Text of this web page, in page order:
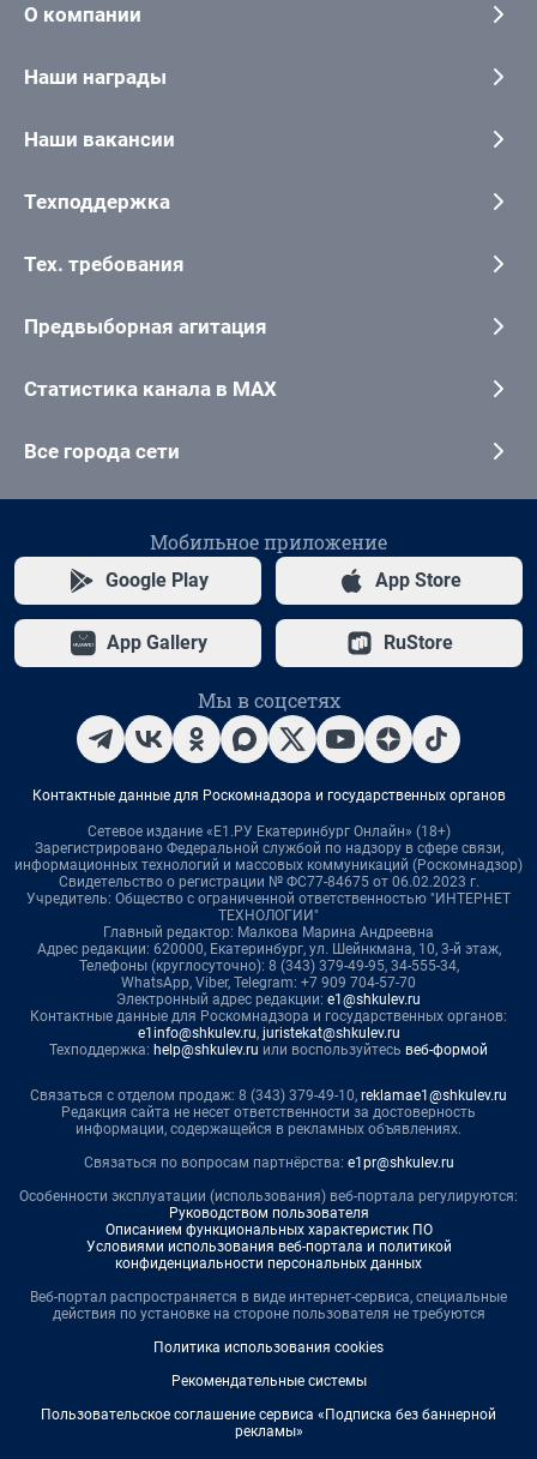
О компании
Наши награды
Наши вакансии
Техподдержка
Тех. требования
Предвыборная агитация
Статистика канала в MAX
Все города сети
Мобильное приложение
Google Play App Store
App Gallery RuStore
Мы в соцсетях
Контактные данные для Роскомнадзора и государственных органов
Сетевое издание «Е1.РУ Екатеринбург Онлайн» (18+)
Зарегистрировано Федеральной службой по надзору в сфере связи,
информационных технологий и массовых коммуникаций (Роскомнадзор)
Свидетельство о регистрации № ФС77-84675 от 06.02.2023 г.
Учредитель: Общество с ограниченной ответственностью "ИНТЕРНЕТ
ТЕХНОЛОГИИ"
Главный редактор: Малкова Марина Андреевна
Адрес редакции: 620000, Екатеринбург, ул. Шейнкмана, 10, 3-й этаж,
Телефоны (круглосуточно): 8 (343) 379-49-95, 34-555-34,
WhatsApp, Viber, Telegram: +7 909 704-57-70
Электронный адрес редакции: e1@shkulev.ru
Контактные данные для Роскомнадзора и государственных органов:
e1info@shkulev.ru, juristekat@shkulev.ru
Техподдержка: help@shkulev.ru или воспользуйтесь веб-формой
Связаться с отделом продаж: 8 (343) 379-49-10, reklamae1@shkulev.ru
Редакция сайта не несет ответственности за достоверность
информации, содержащейся в рекламных объявлениях.
Связаться по вопросам партнёрства: e1pr@shkulev.ru
Особенности эксплуатации (использования) веб-портала регулируются:
Руководством пользователя
Описанием функциональных характеристик ПО
Условиями использования веб-портала и политикой
конфиденциальности персональных данных
Веб-портал распространяется в виде интернет-сервиса, специальные
действия по установке на стороне пользователя не требуются
Политика использования cookies
Рекомендательные системы
Пользовательское соглашение сервиса «Подписка без баннерной
рекламы»